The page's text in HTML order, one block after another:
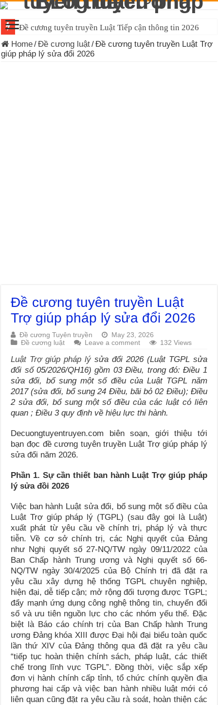
Đề cương tuyên truyền Luật Tiếp cận thông tin 2026
Home/Đề cương luật/Đề cương tuyên truyền Luật Trợ
giúp pháp lý sửa đổi 2026
Đề cương tuyên truyền Luật
Trợ giúp pháp lý sửa đổi 2026
Đề cương Tuyên truyền
May 23, 2026
Đề cương luật
Leave a comment 132 Views
Luật Trợ giúp pháp lý sửa đổi 2026 (Luật TGPL sửa
đổi số 05/2026/QH16) gồm 03 Điều, trong đó: Điều 1
sửa đổi, bổ sung một số điều của Luật TGPL năm
2017 (sửa đổi, bổ sung 24 Điều, bãi bỏ 02 Điều); Điều
2 sửa đổi, bổ sung một số điều của các luật có liên
quan ; Điều 3 quy định về hiệu lực thi hành.
Decuongtuyentruyen.com biên soạn, giới thiệu tới
bạn đọc đề cương tuyên truyền Luật Trợ giúp pháp lý
sửa đổi năm 2026.
Phần 1. Sự cần thiết ban hành Luật Trợ giúp pháp
lý sửa đồi 2026
Việc ban hành Luật sửa đổi, bổ sung một số điều của
Luật Trợ giúp pháp lý (TGPL) (sau đây gọi là Luật)
xuất phát từ yêu cầu về chính trị, pháp lý và thực
tiễn. Về cơ sở chính trị, các Nghị quyết của Đảng
như Nghị quyết số 27-NQ/TW ngày 09/11/2022 của
Ban Chấp hành Trung ương và Nghị quyết số 66-
NQ/TW ngày 30/4/2025 của Bộ Chính trị đã đặt ra
yêu cầu xây dựng hệ thống TGPL chuyên nghiệp,
hiện đại, dễ tiếp cận; mở rộng đối tượng được TGPL;
đẩy mạnh ứng dụng công nghệ thông tin, chuyển đổi
số và ưu tiên nguồn lực cho các nhóm yếu thế. Đặc
biệt là Báo cáo chính trị của Ban Chấp hành Trung
ương Đảng khóa XIII được Đại hội đại biểu toàn quốc
lần thứ XIV của Đảng thông qua đã đặt ra yêu cầu
“tiếp tục hoàn thiện chính sách, pháp luật, các thiết
chế trong lĩnh vực TGPL”. Đồng thời, việc sắp xếp
đơn vị hành chính cấp tỉnh, tổ chức chính quyền địa
phương hai cấp và việc ban hành nhiều luật mới có
liên quan cũng đặt ra yêu cầu rà soát, hoàn thiện các